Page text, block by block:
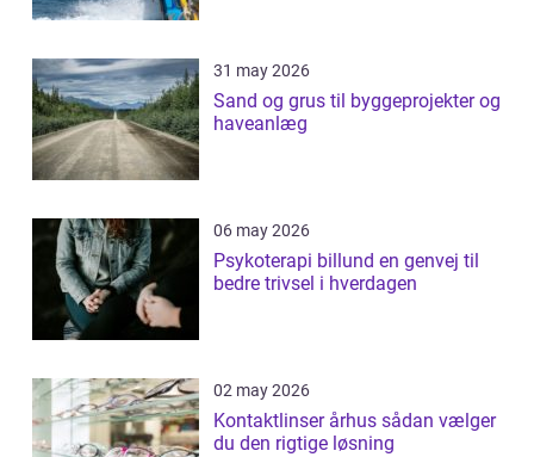
31 may 2026
Sand og grus til byggeprojekter og
haveanlæg
06 may 2026
Psykoterapi billund en genvej til
bedre trivsel i hverdagen
02 may 2026
Kontaktlinser århus sådan vælger
du den rigtige løsning